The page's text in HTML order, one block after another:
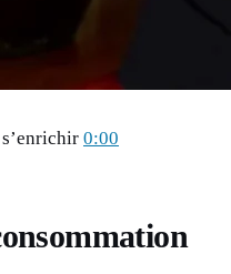
0:00